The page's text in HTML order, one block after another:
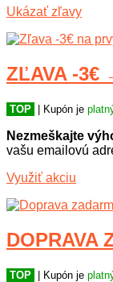
Ukázať zľavy
ZĽAVA -3€
TOP | Kupón je
Nezmeškajte
vašu emailovú
Využiť akciu
DOPRAVA
TOP | Kupón je